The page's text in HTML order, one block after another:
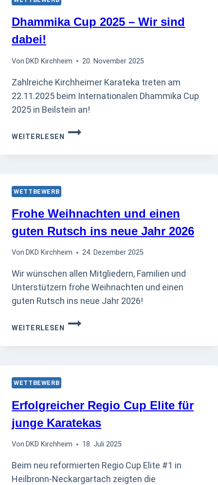
Dhammika Cup 2025 – Wir sind
dabei!
Von DKD Kirchheim 20. November 2025
Zahlreiche Kirchheimer Karateka treten am
22.11.2025 beim Internationalen Dhammika Cup
2025 in Beilstein an!
WEITERLESEN
DHAMMIKA
2025
WETTBEWERB
Frohe Weihnachten und einen
guten Rutsch ins neue Jahr 2026
Von DKD Kirchheim 24. Dezember 2025
Wir wünschen allen Mitgliedern, Familien und
Unterstützern frohe Weihnachten und einen
guten Rutsch ins neue Jahr 2026!
WEITERLESEN
FROHE
UND
NEUE
JAHR
2026
WETTBEWERB
Erfolgreicher Regio Cup Elite für
junge Karatekas
Von DKD Kirchheim 18. Juli 2025
Beim neu reformierten Regio Cup Elite #1 in
Heilbronn-Neckargartach zeigten die